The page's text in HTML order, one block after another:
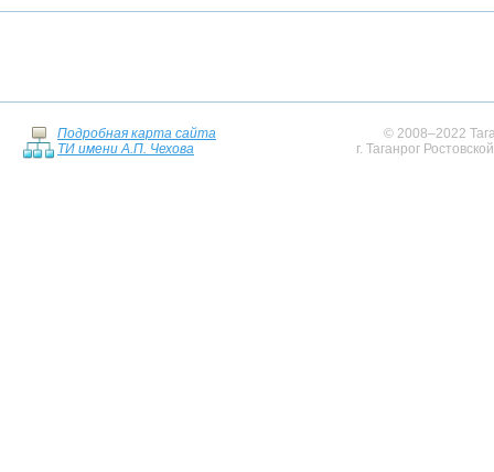
Подробная карта сайта
ТИ имени А.П. Чехова
© 2008–2022
г. Таганрог